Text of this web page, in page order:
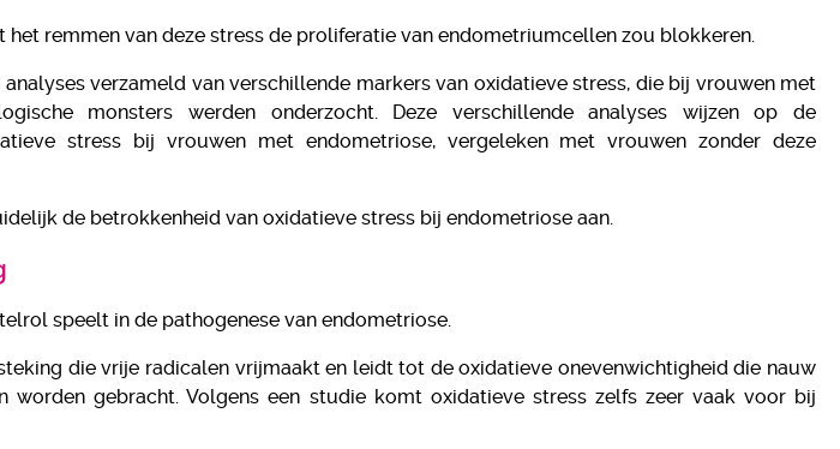
43,00 €
In winkelwagen
remmen van deze stress de proliferatie van endometriumcellen zou blokkeren.
verzameld van verschillende markers van oxidatieve stress, die bij vrouwen met
monsters werden onderzocht. Deze verschillende analyses wijzen op de
stress bij vrouwen met endometriose, vergeleken met vrouwen zonder deze
de betrokkenheid van oxidatieve stress bij endometriose aan.
speelt in de pathogenese van endometriose.
die vrije radicalen vrijmaakt en leidt tot de oxidatieve onevenwichtigheid die nauw
worden gebracht. Volgens een studie komt oxidatieve stress zelfs zeer vaak voor bij